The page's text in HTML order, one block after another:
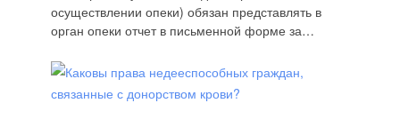
осуществлении опеки) обязан представлять в
орган опеки отчет в письменной форме за…